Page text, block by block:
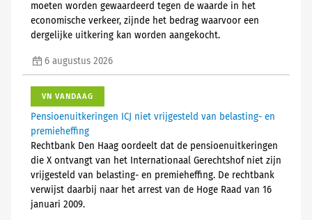
moeten worden gewaardeerd tegen de waarde in het
economische verkeer, zijnde het bedrag waarvoor een
dergelijke uitkering kan worden aangekocht.
6 augustus 2026
VN VANDAAG
Pensioenuitkeringen ICJ niet vrijgesteld van belasting- en
premieheffing
Rechtbank Den Haag oordeelt dat de pensioenuitkeringen
die X ontvangt van het Internationaal Gerechtshof niet zijn
vrijgesteld van belasting- en premieheffing. De rechtbank
verwijst daarbij naar het arrest van de Hoge Raad van 16
januari 2009.